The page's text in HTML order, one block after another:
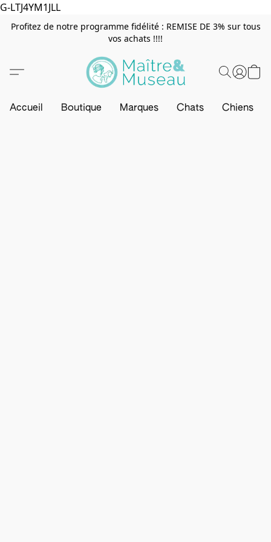
G-LTJ4YM1JLL
Profitez de notre programme fidélité : REMISE DE 3% sur tous
vos achats !!!!
Accueil Boutique Marques Chats Chiens